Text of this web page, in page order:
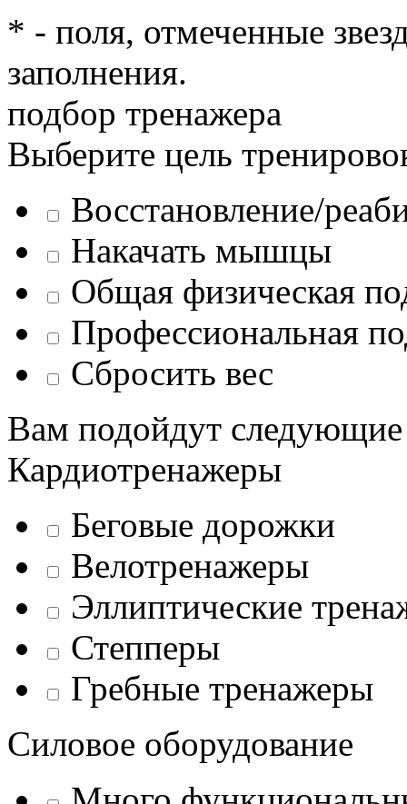
* - поля, отмеченные
заполнения.
подбор тренажера
Выберите цель
Восстановление/
Накачать мышцы
Общая физическая
Профессиональная
Сбросить вес
Вам подойдут
Кардиотренажеры
Беговые дорожки
Велотренажеры
Эллиптические
Степперы
Гребные тренажеры
Силовое оборудование